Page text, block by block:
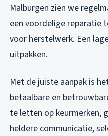
Malburgen zien we
een voordelige reparatie
voor herstelwerk. Een
uitpakken.
Met de juiste aanpak is
betaalbare en
te letten op keurmerken,
heldere communicatie,